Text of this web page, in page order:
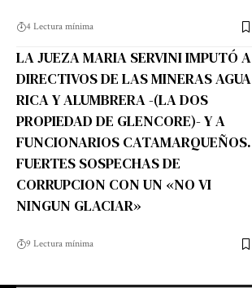
4 Lectura mínima
LA JUEZA MARIA SERVINI IMPUTÓ A
DIRECTIVOS DE LAS MINERAS AGUA
RICA Y ALUMBRERA -(LA DOS
PROPIEDAD DE GLENCORE)- Y A
FUNCIONARIOS CATAMARQUEÑOS.
FUERTES SOSPECHAS DE
CORRUPCION CON UN «NO VI
NINGUN GLACIAR»
9 Lectura mínima